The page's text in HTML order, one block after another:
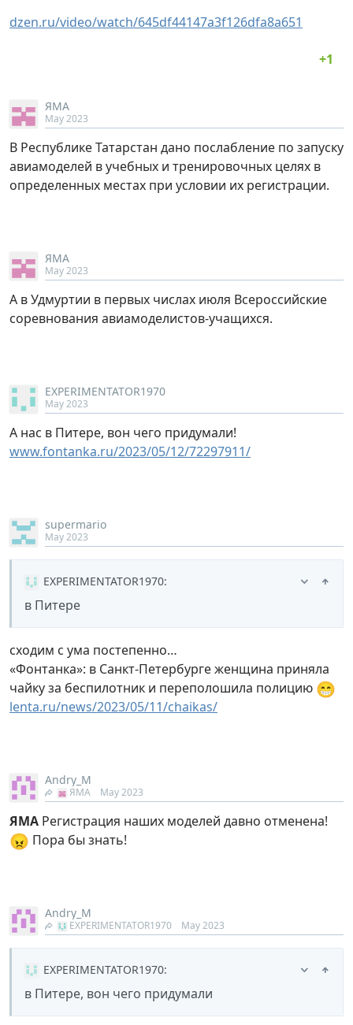
dzen.ru/video/watch/645df44147a3f126dfa8a651
ЯМА
May 2023
В Республике Татарстан дано послабление по запуску
авиамоделей в учебных и тренировочных целях в
определенных местах при условии их регистрации.
ЯМА
May 2023
А в Удмуртии в первых числах июля Всероссийские
соревнования авиамоделистов-учащихся.
EXPERIMENTATOR1970
May 2023
А нас в Питере, вон чего придумали!
www.fontanka.ru/2023/05/12/72297911/
supermario
May 2023
EXPERIMENTATOR1970:
в Питере
сходим с ума постепенно…
«Фонтанка»: в Санкт-Петербурге женщина приняла
чайку за беспилотник и переполошила полицию 😁
lenta.ru/news/2023/05/11/chaikas/
Andry_M
ЯМА May 2023
ЯМА Регистрация наших моделей давно отменена!
😠 Пора бы знать!
Andry_M
EXPERIMENTATOR1970 May 2023
EXPERIMENTATOR1970:
в Питере, вон чего придумали